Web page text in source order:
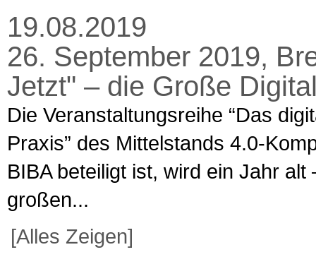
19.08.2019
26. September 2019,
Jetzt" – die Große
Die Veranstaltungsreihe “Das
Praxis” des Mittelstands 4.0-
BIBA beteiligt ist, wird ein Jahr
großen...
[Alles Zeigen]